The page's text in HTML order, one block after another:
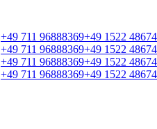
+49 711 96888369+49 1522
+49 711 96888369+49 1522
+49 711 96888369+49 1522
+49 711 96888369+49 1522